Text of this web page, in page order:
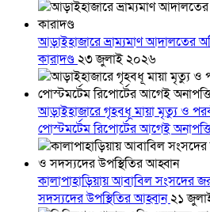
আড়াইহাজারে ভ্রাম্যমাণ আদালতের
কারাদণ্ড২৩ জুলাই ২০২৬
আড়াইহাজারে গৃহবধূ মায়া মৃত্যু ও
পোস্টমর্টেম রিপোর্টের আগেই
কালাপাহাড়িয়ায় আবাবিল সংসদের
সদস্যদের উপস্থিতির আহ্বান২১